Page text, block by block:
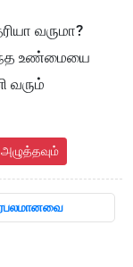
வருமா?
உண்மையை
வரும்